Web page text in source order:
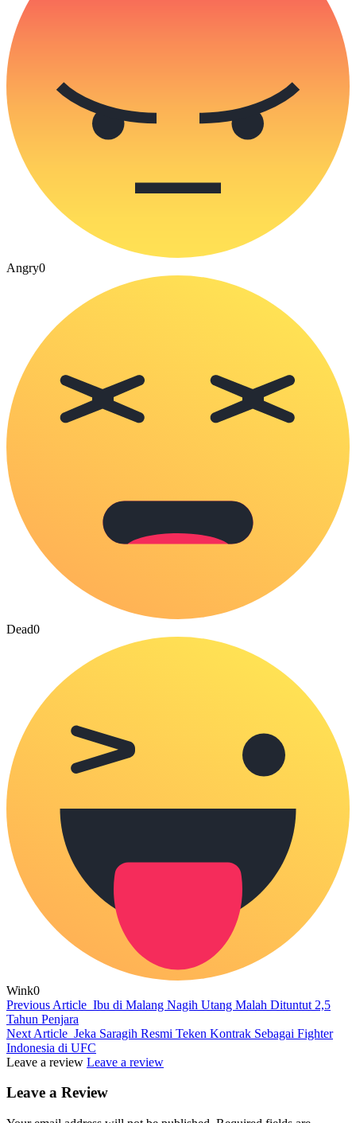
Angry0
Dead0
Wink0
Previous Article Ibu di Malang Nagih Utang Malah Dituntut 2,5
Tahun Penjara
Next Article Jeka Saragih Resmi Teken Kontrak Sebagai Fighter
Indonesia di UFC
Leave a review Leave a review
Leave a Review